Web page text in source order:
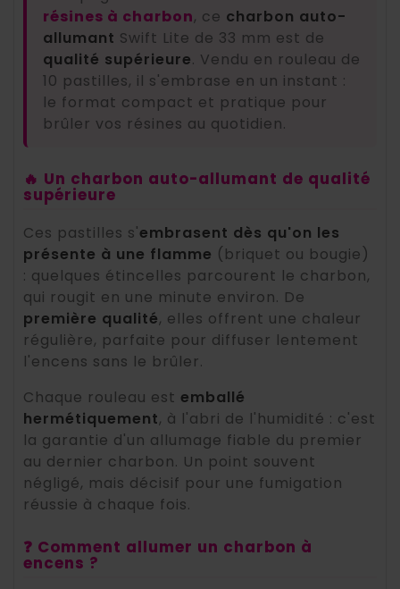
résines à charbon, ce charbon auto-
allumant Swift Lite de 33 mm est de
qualité supérieure. Vendu en rouleau de
10 pastilles, il s'embrase en un instant :
le format compact et pratique pour
brûler vos résines au quotidien.
🔥 Un charbon auto-allumant de qualité
supérieure
Ces pastilles s'embrasent dès qu'on les
présente à une flamme (briquet ou bougie)
: quelques étincelles parcourent le charbon,
qui rougit en une minute environ. De
première qualité, elles offrent une chaleur
régulière, parfaite pour diffuser lentement
l'encens sans le brûler.
Chaque rouleau est emballé
hermétiquement, à l'abri de l'humidité : c'est
la garantie d'un allumage fiable du premier
au dernier charbon. Un point souvent
négligé, mais décisif pour une fumigation
réussie à chaque fois.
❓ Comment allumer un charbon à
encens ?